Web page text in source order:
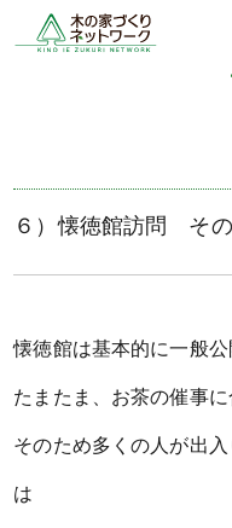
６）懐徳館訪問 その
懐徳館は基本的に一般
たまたま、お茶の催事
そのため多くの人が出
は